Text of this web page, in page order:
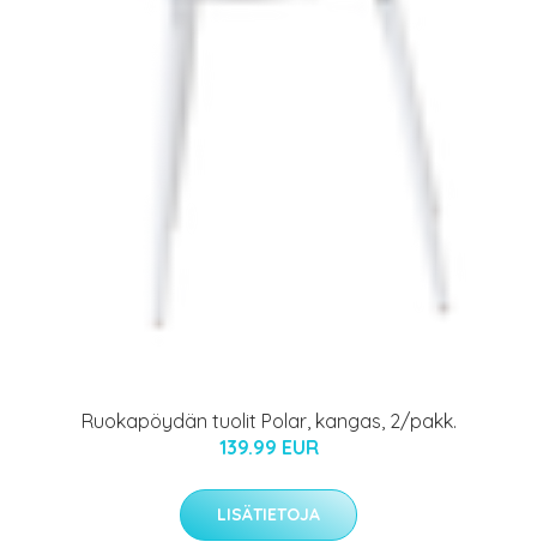
Ruokapöydän tuolit Polar, kangas, 2/pakk.
139.99 EUR
LISÄTIETOJA